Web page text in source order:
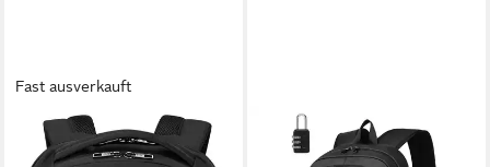
Fast ausverkauft
SAMSONITE
Laptoprucksack GUARDIT
KONO
Laptoprucksack, XL Laptop-